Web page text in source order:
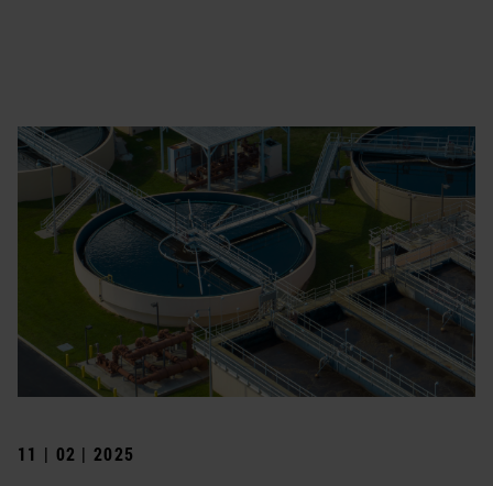
11 | 02 | 2025